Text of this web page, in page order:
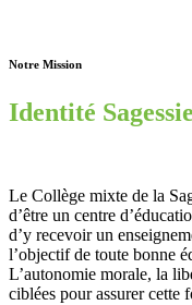
Notre Mission
Identité
Le Collège mixte de la
d’être un centre
d’y recevoir un
l’objectif de toute bonne
L’autonomie morale, la
ciblées pour assurer cette